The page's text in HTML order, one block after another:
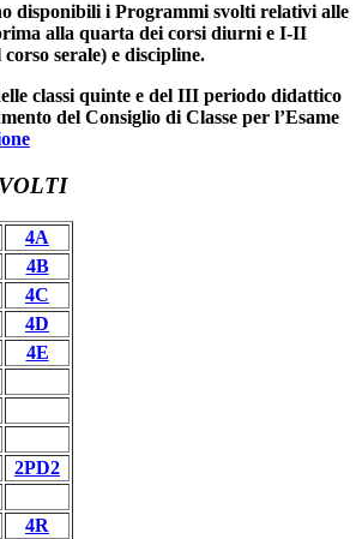
disponibili i Programmi svolti relativi alle
alla quarta dei corsi diurni e I-II
serale) e discipline.
classi quinte e del III periodo didattico
del Consiglio di Classe per l’Esame
4A
4B
4C
4D
4E
2PD2
4R